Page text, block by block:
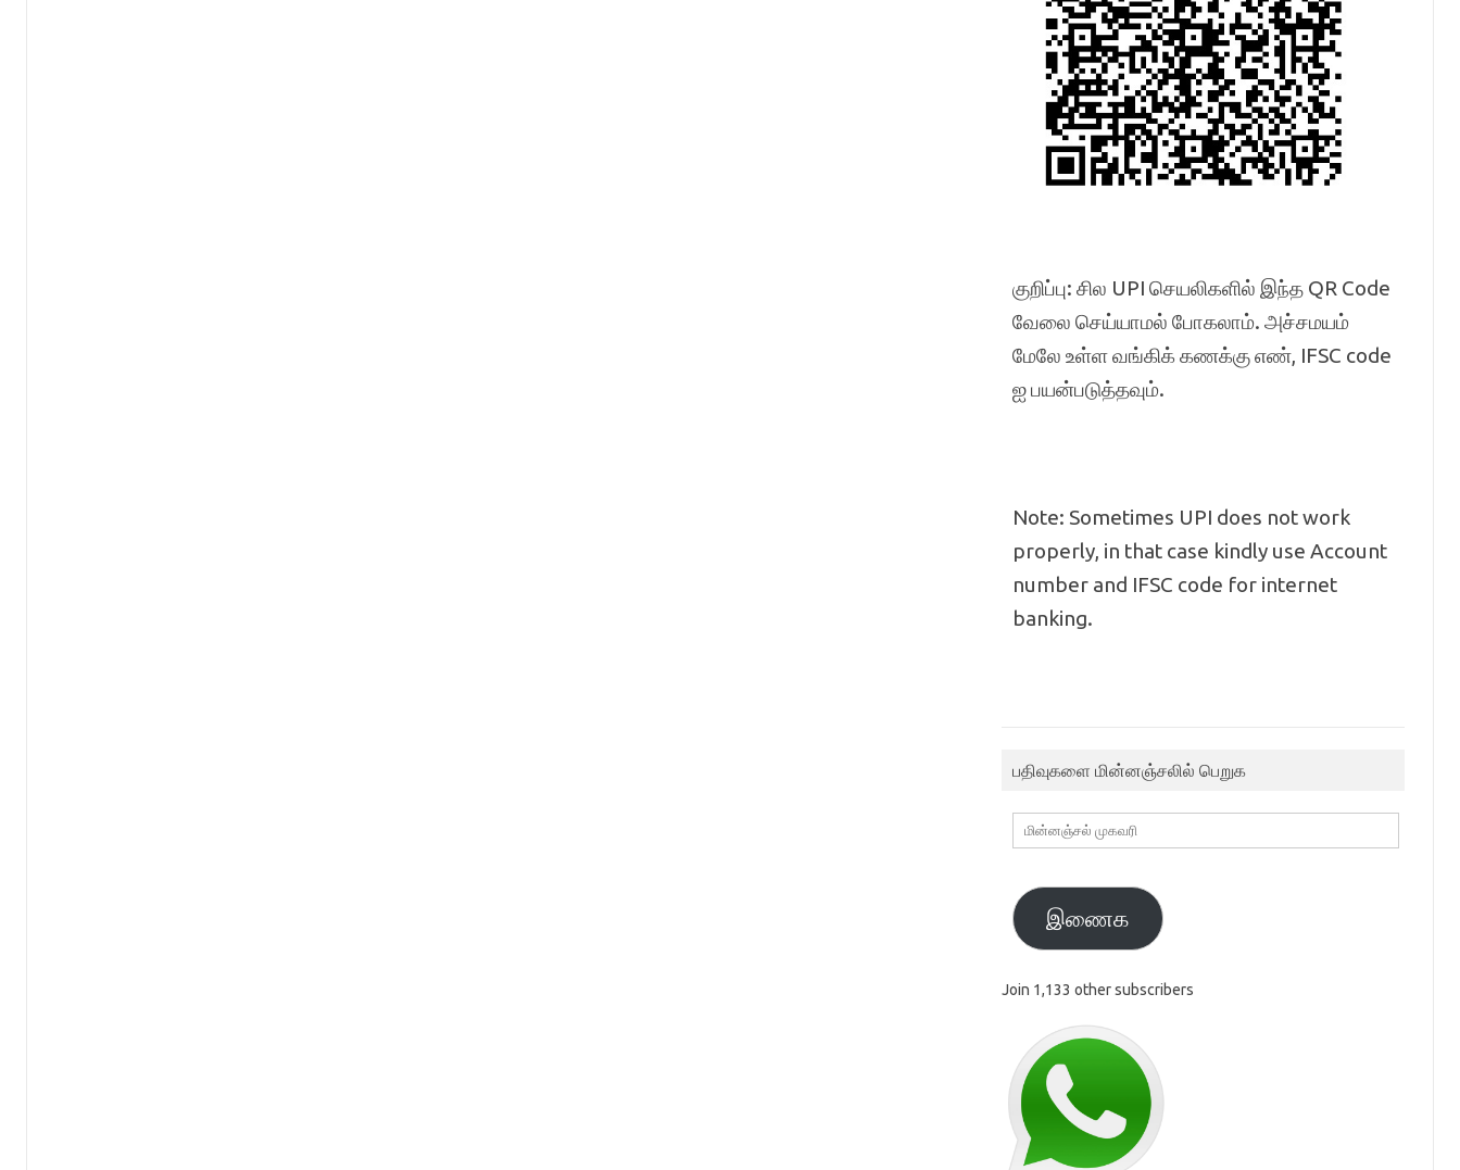
குறிப்பு: சில UPI செயலிகளில் இந்த QR Code
வேலை செய்யாமல் போகலாம். அச்சமயம்
மேலே உள்ள வங்கிக் கணக்கு எண், IFSC code
ஐ பயன்படுத்தவும்.
Note: Sometimes UPI does not work
properly, in that case kindly use Account
number and IFSC code for internet
banking.
பதிவுகளை மின்னஞ்சலில் பெறுக
மின்னஞ்சல்
முகவரி
இணைக
Join 1,133 other subscribers